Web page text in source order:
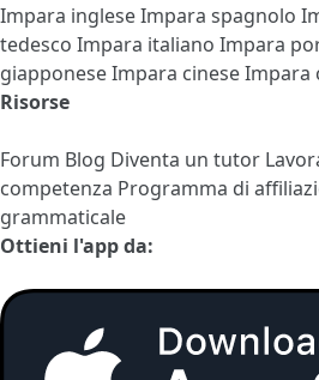
Impara ingleseImpara spagnolo
tedesco Impara italiano Impara
giapponeseImpara cineseImpara
Risorse
Forum Blog Diventa un tutor
competenza Programma di
grammaticale
Ottieni l'app da: